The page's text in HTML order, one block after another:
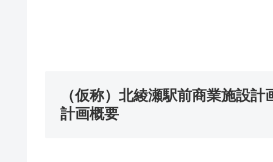
（仮称）北綾瀬駅前商業施設計
計画概要